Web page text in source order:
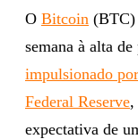
O Bitcoin (BTC)
semana à alta
impulsionado
Federal Reserve,
expectativa de